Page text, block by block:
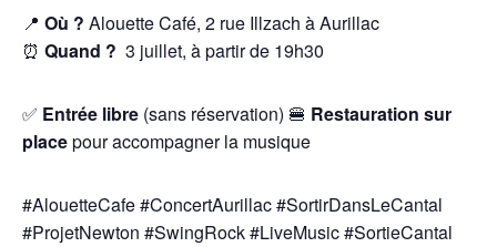
📍 Où ? Alouette Café, 2 rue Illzach à Aurillac
⏰ Quand ? 3 juillet, à partir de 19h30
✅ Entrée libre (sans réservation) 🍔 Restauration sur
placepour accompagner la musique
#AlouetteCafe #ConcertAurillac #SortirDansLeCantal
#ProjetNewton #SwingRock #LiveMusic #SortieCantal